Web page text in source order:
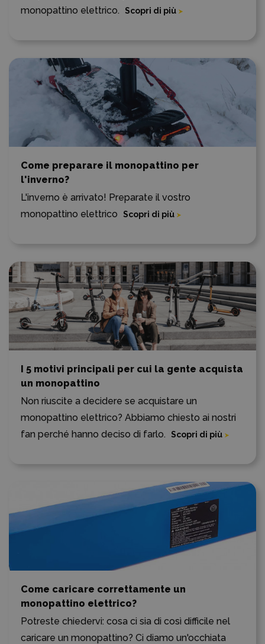
monopattino elettrico.
Scopri di più
Come preparare il monopattino per
l'inverno?
L'inverno è arrivato! Preparate il vostro
monopattino elettrico
Scopri di più
I 5 motivi principali per cui la gente acquista
un monopattino
Non riuscite a decidere se acquistare un
monopattino elettrico? Abbiamo chiesto ai nostri
fan perché hanno deciso di farlo.
Scopri di più
Come caricare correttamente un
monopattino elettrico?
Potreste chiedervi: cosa ci sia di così difficile nel
caricare un monopattino? Ci diamo un'occhiata